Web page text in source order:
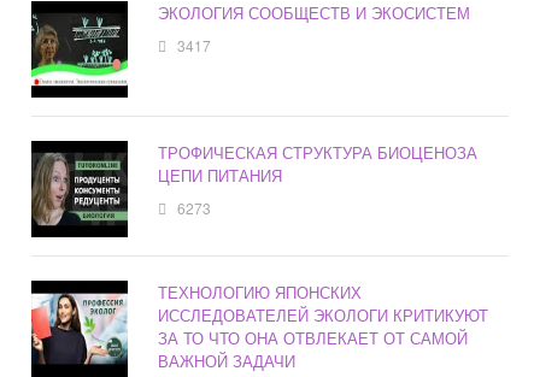
ЭКОЛОГИЯ СООБЩЕСТВ И ЭКОСИСТЕМ
3417
ТРОФИЧЕСКАЯ СТРУКТУРА БИОЦЕНОЗА
ЦЕПИ ПИТАНИЯ
6273
ТЕХНОЛОГИЮ ЯПОНСКИХ
ИССЛЕДОВАТЕЛЕЙ ЭКОЛОГИ КРИТИКУЮТ
ЗА ТО ЧТО ОНА ОТВЛЕКАЕТ ОТ САМОЙ
ВАЖНОЙ ЗАДАЧИ